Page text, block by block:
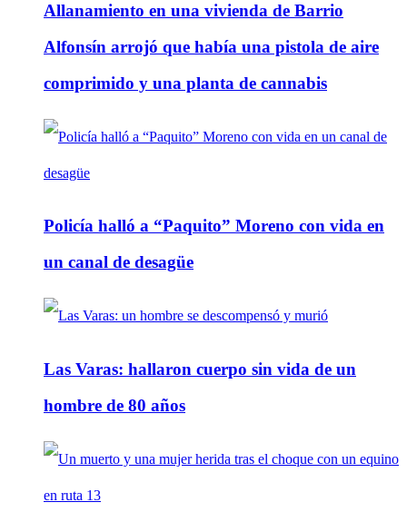
Allanamiento en una vivienda de Barrio
Alfonsín arrojó que había una pistola de aire
comprimido y una planta de cannabis
Policía halló a “Paquito” Moreno con vida en
un canal de desagüe
Las Varas: hallaron cuerpo sin vida de un
hombre de 80 años